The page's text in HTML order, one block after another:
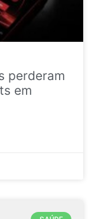
perderam
em